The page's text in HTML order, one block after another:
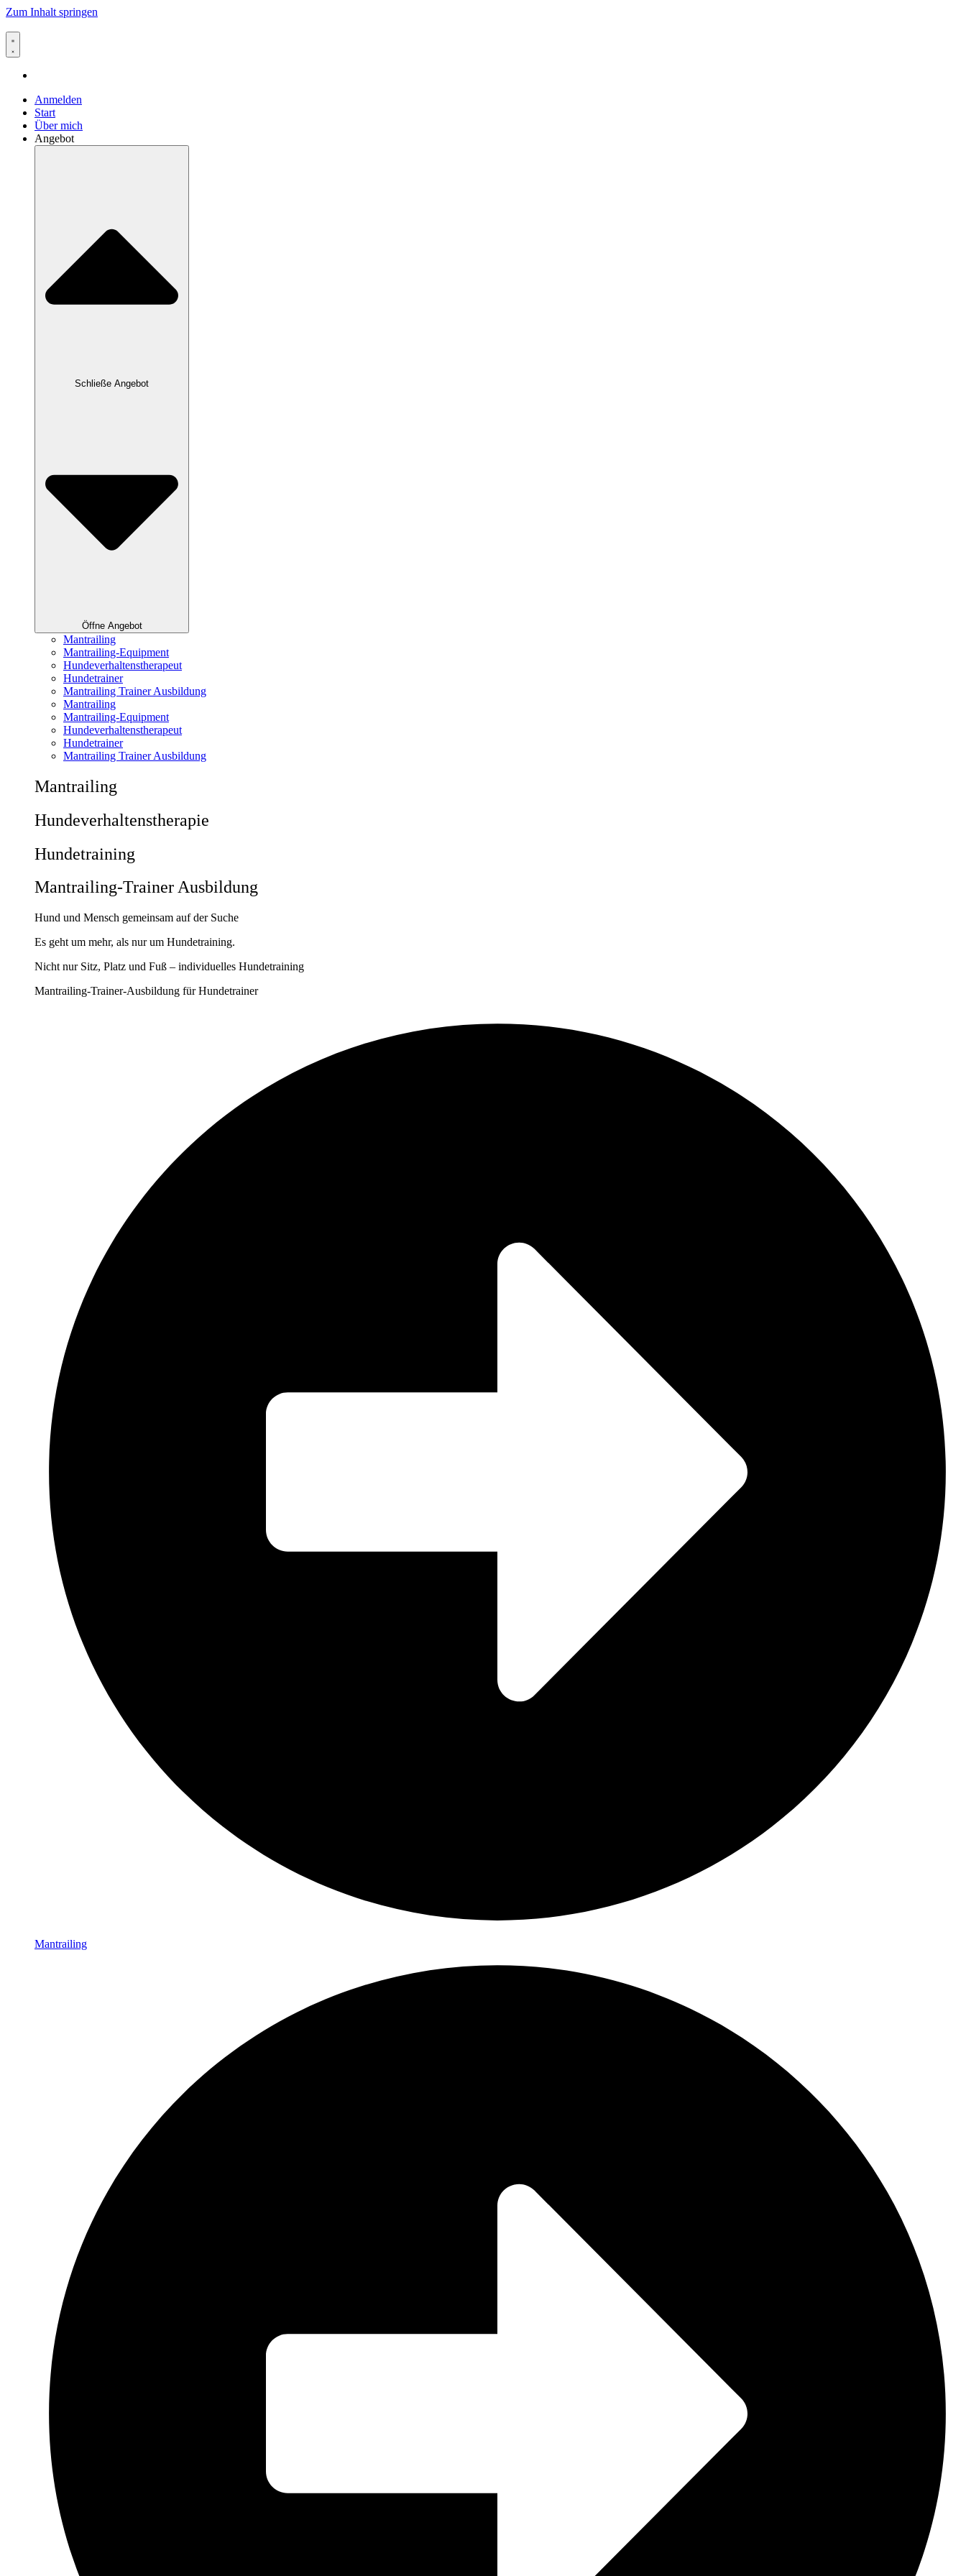
Zum Inhalt springen
Anmelden
Start
Über mich
Angebot
Schließe Angebot
Öffne Angebot
Mantrailing
Mantrailing-Equipment
Hundeverhaltenstherapeut
Hundetrainer
Mantrailing Trainer Ausbildung
Mantrailing
Mantrailing-Equipment
Hundeverhaltenstherapeut
Hundetrainer
Mantrailing Trainer Ausbildung
Mantrailing
Hunde­verhaltens­therapie
Hunde­training
Mantrailing-Trainer Ausbildung
Hund und Mensch gemeinsam auf der Suche
Es geht um mehr, als nur um Hundetraining.
Nicht nur Sitz, Platz und Fuß – individuelles Hundetraining
Mantrailing-Trainer-Ausbildung für Hundetrainer
Mantrailing